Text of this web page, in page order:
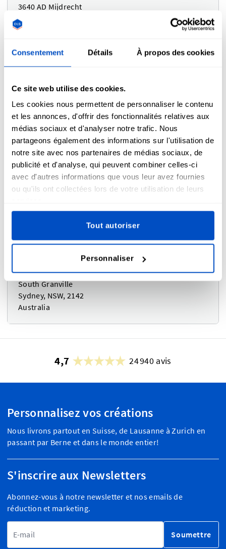
Consentement Détails À propos des cookies
Ce site web utilise des cookies.
Les cookies nous permettent de personnaliser le contenu
et les annonces, d'offrir des fonctionnalités relatives aux
médias sociaux et d'analyser notre trafic. Nous
partageons également des informations sur l'utilisation de
notre site avec nos partenaires de médias sociaux, de
publicité et d'analyse, qui peuvent combiner celles-ci
avec d'autres informations que vous leur avez fournies
ou qu'ils ont collectées lors de votre utilisation de leurs
Tout autoriser
Personnaliser
3640 AD Mijdrecht
The Netherlands
Royaume Uni
Bezos c/o Ogden Fulfilment Limited
Unit 2, Acre Park, Dalton Lane
Keighley, BD21 4JH
United Kingdom
Australie ou Nouvelle-Zélande
Coghlan Sydney - DLS
4-8 Ferndell St
South Granville
Sydney, NSW, 2142
Australia
4,7 24 940 avis
Personnalisez vos créations
Nous livrons partout en Suisse, de Lausanne à Zurich en
passant par Berne et dans le monde entier!
S'inscrire aux Newsletters
Abonnez-vous à notre newsletter et nos emails de
réduction et marketing.
Soumettre